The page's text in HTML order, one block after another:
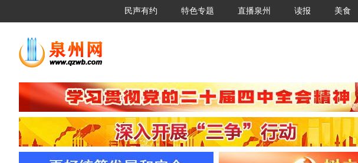
民声有约 特色专题 直播泉州 读报 美食